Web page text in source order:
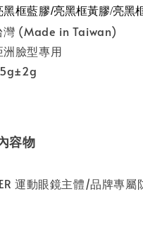
黑框藍膠/亮黑框黃膠/亮黑
灣 (Made in Taiwan)
洲臉型專用
容物
運動眼鏡主體/品牌專